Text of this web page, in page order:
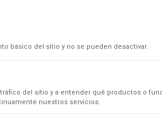
básico del sitio y no se pueden desactivar.
del sitio y a entender qué productos o
nuestros servicios.